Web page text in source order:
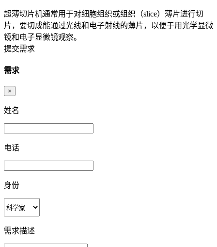
超薄切片机通常用于对细胞组织或组织（slice）薄片进行切
片，要切成能通过光线和电子射线的薄片，以便于用光学显微
镜和电子显微镜观察。
提交需求
需求
×
姓名
电话
身份
需求描述